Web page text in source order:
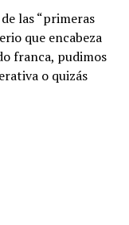
las “primeras
que encabeza
franca, pudimos
o quizás